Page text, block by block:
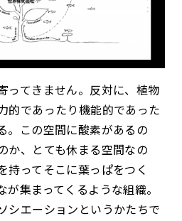
ってきません。反対に、植物
的であったり機能的であった
。この空間に酸素があるの
か、とても休まる空間なの
持ってそこに葉っぱをつく
集まってくるような組織。
シエーションというかたちで